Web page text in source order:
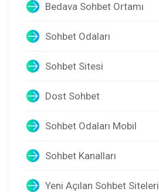
Bedava Sohbet Ortamı
Sohbet Odaları
Sohbet Sitesi
Dost Sohbet
Sohbet Odaları Mobil
Sohbet Kanalları
Yeni Açılan Sohbet Siteleri